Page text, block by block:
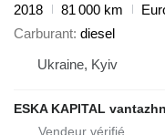
2018
81 000 km
Carburant diesel
Ukraine, Kyiv
ESKA KAPITAL